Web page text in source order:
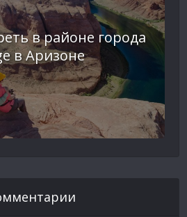
в районе города
в Аризоне